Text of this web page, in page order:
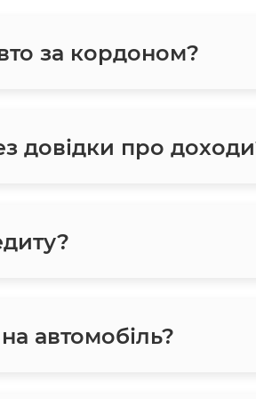
за кордоном?
довідки про
автомобіль?